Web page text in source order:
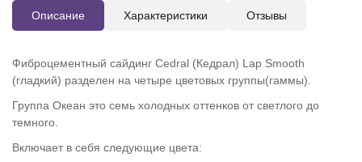
Описание Характеристики Отзывы
Фиброцементный сайдинг Cedral (Кедрал) Lap Smooth
(гладкий) разделен на четыре цветовых группы(гаммы).
Группа Океан это семь холодных оттенков от светлого до
темного.
Включает в себя следующие цвета: